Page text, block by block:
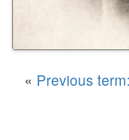
« Previous